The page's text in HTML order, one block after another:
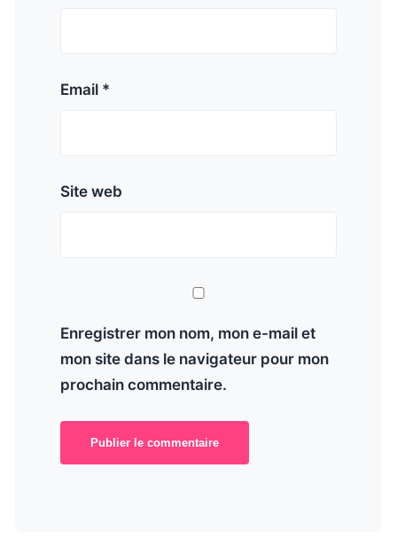
Email *
Site web
Enregistrer mon nom, mon e-mail et
mon site dans le navigateur pour mon
prochain commentaire.
Publier le commentaire